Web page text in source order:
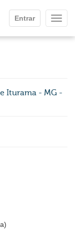
Entrar
Iturama - MG -